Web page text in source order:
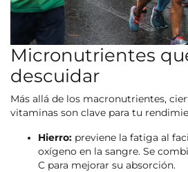
Micronutrientes
descuidar
Más allá de los macronutrientes,
vitaminas son clave para tu
Hierro: previene la fatiga al
oxígeno en la sangre. Se
C para mejorar su absorción.